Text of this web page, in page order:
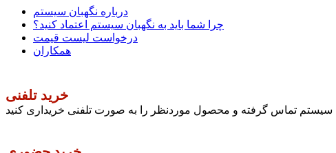
درباره نگهبان سیستم
چرا شما باید به نگهبان سیستم اعتماد کنید؟
درخواست لیست قیمت
همکاران
خرید تلفنی
سیستم تماس گرفته و محصول موردنظر را به صورت تلفنی خریداری کنید